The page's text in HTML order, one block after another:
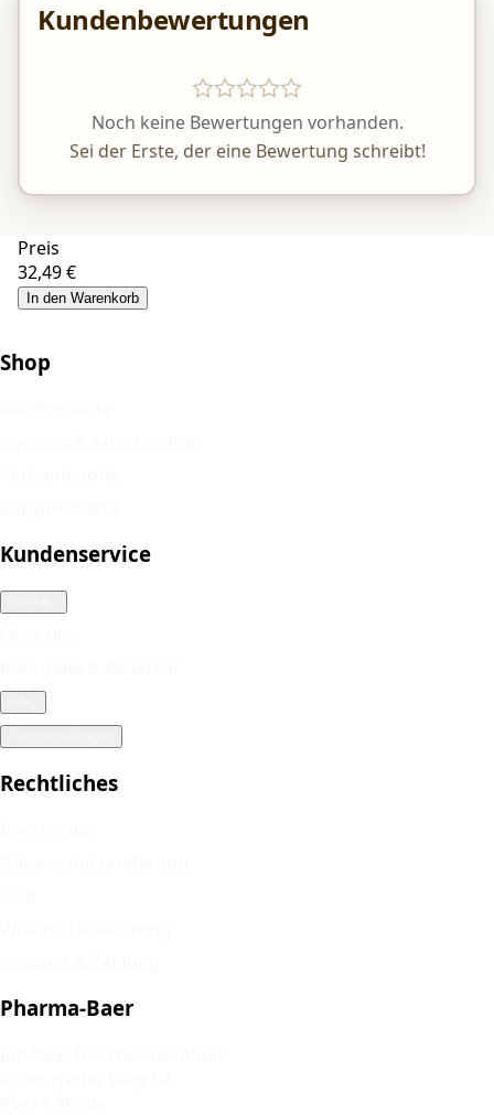
Kundenbewertungen
Noch keine Bewertungen vorhanden.
Sei der Erste, der eine Bewertung schreibt!
Preis
32,49 €
In den Warenkorb
Shop
Kundenservice
Rechtliches
Pharma-Baer